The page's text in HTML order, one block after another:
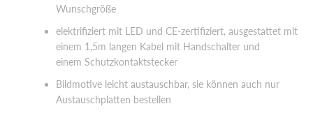
Wunschgröße
elektrifiziert mit LED und CE-zertifiziert, ausgestattet mit
einem 1,5m langen Kabel mit Handschalter und
einem Schutzkontaktstecker
Bildmotive leicht austauschbar, sie können auch nur
Austauschplatten bestellen